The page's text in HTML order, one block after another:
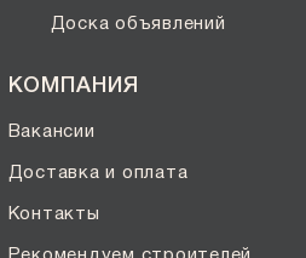
Доска объявлений
КОМПАНИЯ
Вакансии
Доставка и оплата
Контакты